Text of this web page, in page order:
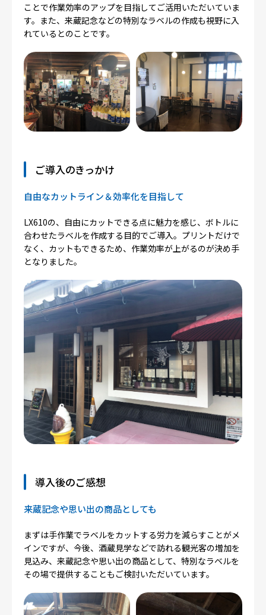
ことで作業効率のアップを目指してご活用いただいていま
す。また、来蔵記念などの特別なラベルの作成も視野に入
れているとのことです。
ご導入のきっかけ
自由なカットライン＆効率化を目指して
LX610の、自由にカットできる点に魅力を感じ、ボトルに
合わせたラベルを作成する目的でご導入。プリントだけで
なく、カットもできるため、作業効率が上がるのが決め手
となりました。
導入後のご感想
来蔵記念や思い出の商品としても
まずは手作業でラベルをカットする労力を減らすことがメ
インですが、今後、酒蔵見学などで訪れる観光客の増加を
見込み、来蔵記念や思い出の商品として、特別なラベルを
その場で提供することもご検討いただいています。